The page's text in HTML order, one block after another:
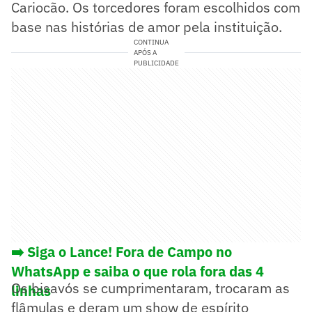
Cariocão. Os torcedores foram escolhidos com
base nas histórias de amor pela instituição.
CONTINUA
APÓS A
PUBLICIDADE
➡️ Siga o Lance! Fora de Campo no
WhatsApp e saiba o que rola fora das 4
linhas
Os bisavós se cumprimentaram, trocaram as
flâmulas e deram um show de espírito